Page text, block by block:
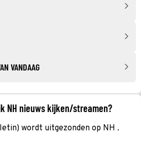
VANDAAG
NH nieuws kijken/streamen?
wordt uitgezonden op NH .